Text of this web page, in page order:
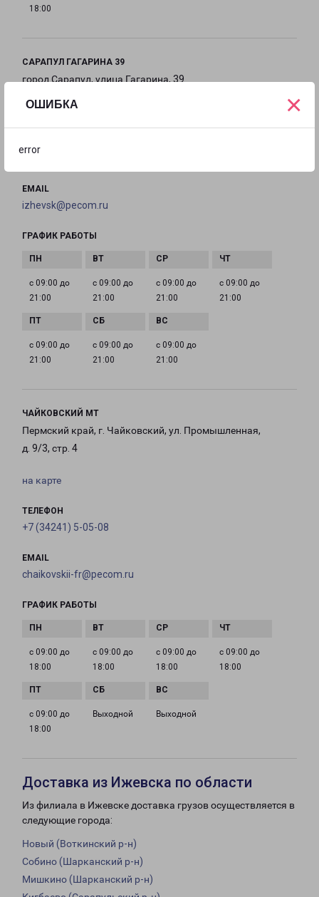
ОШИБКА
error
×
18:00
САРАПУЛ ГАГАРИНА 39
город Сарапул, улица Гагарина, 39
на карте
EMAIL
izhevsk@pecom.ru
ГРАФИК РАБОТЫ
с 09:00 до
21:00
с 09:00 до
21:00
с 09:00 до
21:00
с 09:00 до
21:00
с 09:00 до
21:00
с 09:00 до
21:00
с 09:00 до
21:00
ЧАЙКОВСКИЙ МТ
Пермский край, г. Чайковский, ул. Промышленная,
д. 9/3, стр. 4
на карте
ТЕЛЕФОН
+7 (34241) 5-05-08
EMAIL
chaikovskii-fr@pecom.ru
ГРАФИК РАБОТЫ
с 09:00 до
18:00
с 09:00 до
18:00
с 09:00 до
18:00
с 09:00 до
18:00
с 09:00 до
18:00
Выходной Выходной
Доставка из Ижевска по области
Из филиала в Ижевске доставка грузов осуществляется в
следующие города:
Новый (Воткинский р-н)
Собино (Шарканский р-н)
Мишкино (Шарканский р-н)